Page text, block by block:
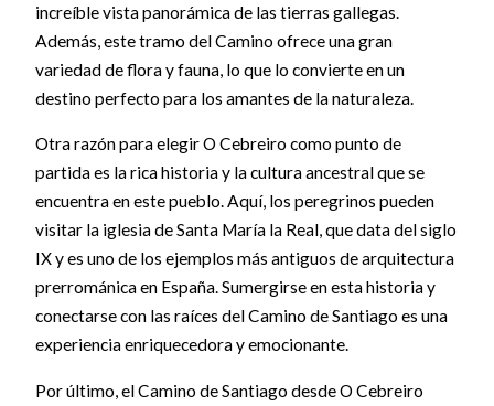
increíble vista panorámica de las tierras gallegas.
Además, este tramo del Camino ofrece una gran
variedad de flora y fauna, lo que lo convierte en un
destino perfecto para los amantes de la naturaleza.
Otra razón para elegir O Cebreiro como punto de
partida es la rica historia y la cultura ancestral que se
encuentra en este pueblo. Aquí, los peregrinos pueden
visitar la iglesia de Santa María la Real, que data del siglo
IX y es uno de los ejemplos más antiguos de arquitectura
prerrománica en España. Sumergirse en esta historia y
conectarse con las raíces del Camino de Santiago es una
experiencia enriquecedora y emocionante.
Por último, el Camino de Santiago desde O Cebreiro